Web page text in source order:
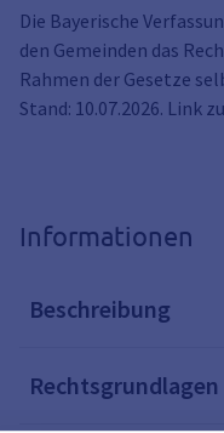
Die Bayerische
den Gemeinden das
Rahmen der Gesetze
Stand: 10.07.2026. Link
Informationen
Beschreibung
Rechtsgrundlagen